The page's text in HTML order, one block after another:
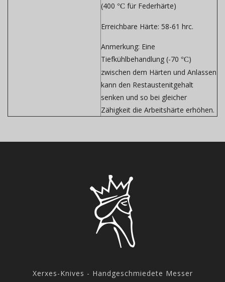
(400 °C für Federhärte)
Erreichbare Härte: 58-61 hrc.
Anmerkung: Eine
Tiefkühlbehandlung (-70 °C)
zwischen dem Härten und Anlassen
kann den Restaustenitgehalt
senken und so bei gleicher
Zähigkeit die Arbeitshärte erhöhen.
Xerxes-Knives - Handgeschmiedete Messer